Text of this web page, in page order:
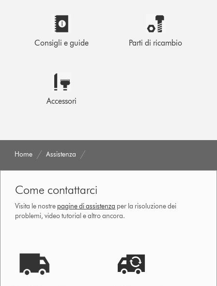
Consigli e guide Parti di ricambio
Accessori
Home Assistenza
Come contattarci
Visita le nostre pagine di assistenza per la risoluzione dei
problemi, video tutorial e altro ancora.